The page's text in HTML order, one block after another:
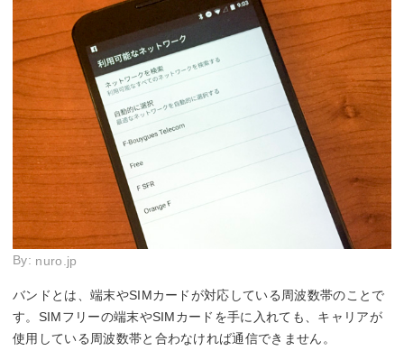
By: nuro.jp
バンドとは、端末やSIMカードが対応している周波数帯のことで
す。SIMフリーの端末やSIMカードを手に入れても、キャリアが
使用している周波数帯と合わなければ通信できません。